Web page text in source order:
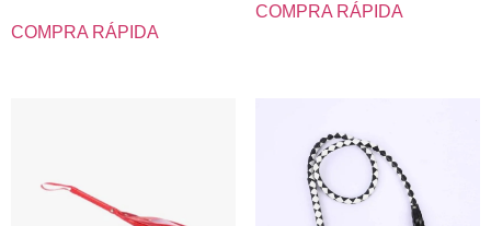
COMPRA RÁPIDA
COMPRA RÁPIDA